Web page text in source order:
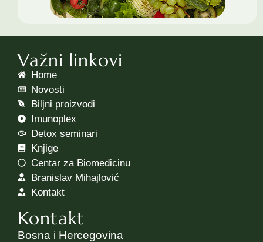
Važni linkovi
Home
Novosti
Biljni proizvodi
Imunoplex
Detox seminari
Knjige
Centar za Biomedicinu
Branislav Mihajlović
Kontakt
Kontakt
Bosna i Hercegovina